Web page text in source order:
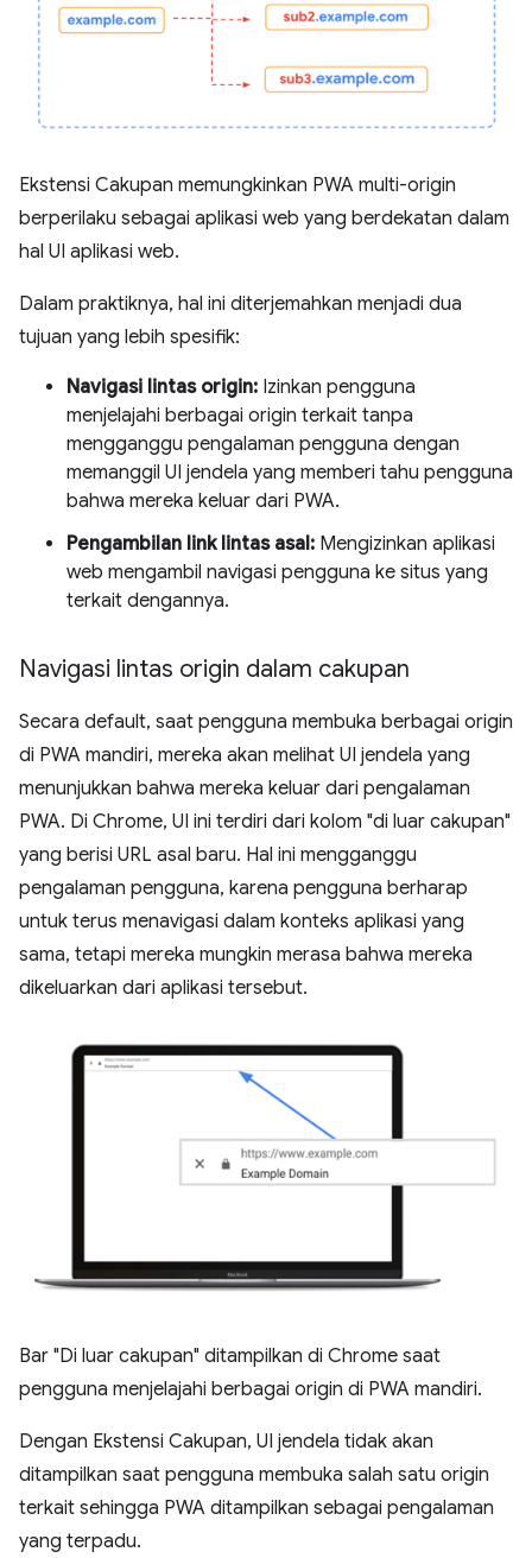
Ekstensi Cakupan memungkinkan PWA multi-origin
berperilaku sebagai aplikasi web yang berdekatan dalam
hal UI aplikasi web.
Dalam praktiknya, hal ini diterjemahkan menjadi dua
tujuan yang lebih spesifik:
Navigasi lintas origin: Izinkan pengguna
menjelajahi berbagai origin terkait tanpa
mengganggu pengalaman pengguna dengan
memanggil UI jendela yang memberi tahu pengguna
bahwa mereka keluar dari PWA.
Pengambilan link lintas asal: Mengizinkan aplikasi
web mengambil navigasi pengguna ke situs yang
terkait dengannya.
Navigasi lintas origin dalam cakupan
Secara default, saat pengguna membuka berbagai origin
di PWA mandiri, mereka akan melihat UI jendela yang
menunjukkan bahwa mereka keluar dari pengalaman
PWA. Di Chrome, UI ini terdiri dari kolom "di luar cakupan"
yang berisi URL asal baru. Hal ini mengganggu
pengalaman pengguna, karena pengguna berharap
untuk terus menavigasi dalam konteks aplikasi yang
sama, tetapi mereka mungkin merasa bahwa mereka
dikeluarkan dari aplikasi tersebut.
Bar "Di luar cakupan" ditampilkan di Chrome saat
pengguna menjelajahi berbagai origin di PWA mandiri.
Dengan Ekstensi Cakupan, UI jendela tidak akan
ditampilkan saat pengguna membuka salah satu origin
terkait sehingga PWA ditampilkan sebagai pengalaman
yang terpadu.